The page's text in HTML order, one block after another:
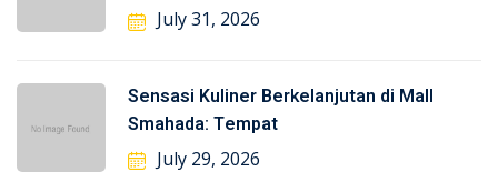
July 31, 2026
Sensasi Kuliner Berkelanjutan di Mall
Smahada: Tempat
July 29, 2026